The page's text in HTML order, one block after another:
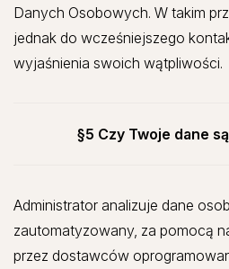
Danych Osobowych. W takim
jednak do wcześniejszego
wyjaśnienia swoich wątpliwości.
§5 Czy Twoje dane
Administrator analizuje dane
zautomatyzowany, za pomocą
przez dostawców